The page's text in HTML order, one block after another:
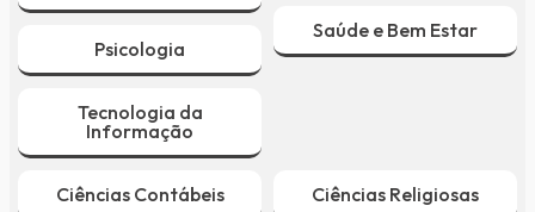
Psicologia
Tecnologia da
Informação
Saúde e Bem Estar
Ciências Contábeis Ciências Religiosas